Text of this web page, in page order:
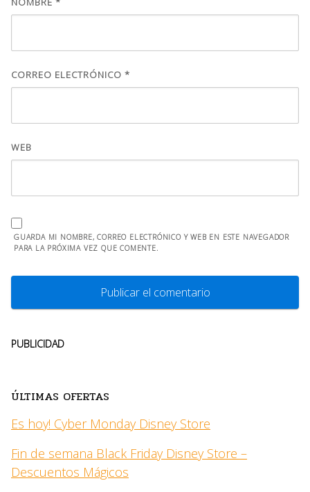
CORREO ELECTRÓNICO *
WEB
GUARDA MI NOMBRE, CORREO ELECTRÓNICO Y WEB EN ESTE NAVEGADOR
PARA LA PRÓXIMA VEZ QUE COMENTE.
PUBLICIDAD
ÚLTIMAS OFERTAS
Es hoy! Cyber Monday Disney Store
Fin de semana Black Friday Disney Store –
Descuentos Mágicos